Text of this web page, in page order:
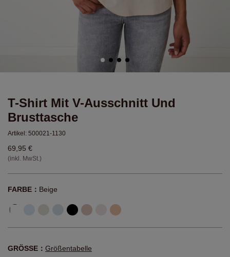
T-Shirt Mit V-Ausschnitt Und
Brusttasche
Artikel: 500021-1130
69,95 €
(inkl. MwSt.)
FARBE： Beige
GRÖSSE： Größentabelle